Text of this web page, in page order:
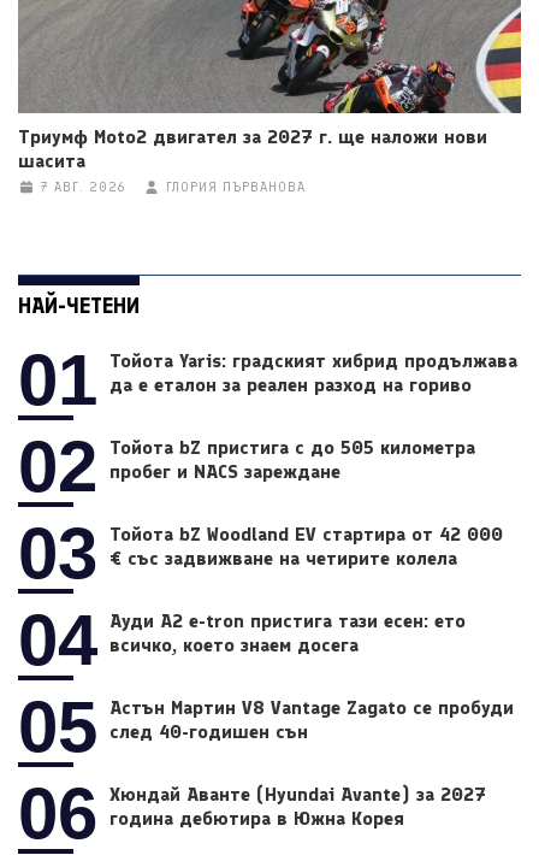
Триумф Moto2 двигател за 2027 г. ще наложи нови
шасита
7 АВГ. 2026 ГЛОРИЯ ПЪРВАНОВА
НАЙ-ЧЕТЕНИ
01
Тойота Yaris: градският хибрид продължава
да е еталон за реален разход на гориво
02
Тойота bZ пристига с до 505 километра
пробег и NACS зареждане
03
Тойота bZ Woodland EV стартира от 42 000
€ със задвижване на четирите колела
04 Ауди A2 e-tron пристига тази есен: ето
всичко, което знаем досега
05
Астън Мартин V8 Vantage Zagato се пробуди
след 40-годишен сън
06
Хюндай Аванте (Hyundai Avante) за 2027
година дебютира в Южна Корея